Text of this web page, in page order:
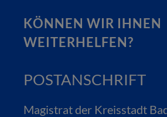
KÖNNEN WIR IHNEN
WEITERHELFEN?
POSTANSCHRIFT
Magistrat der Kreisstadt